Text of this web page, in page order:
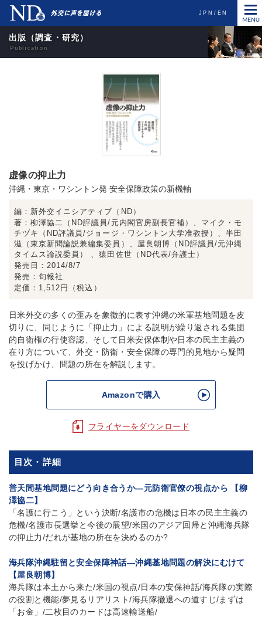
JPN EN
出版（調査・研究）
虚像の抑止力
沖縄・東京・ワシントン発 安全保障政策の新機軸
編
新外交イニシアティブ（ND）
著
柳澤協二（ND評議員/元内閣官房副長官補）、マイク・モ
チヅキ（ND評議員/ジョージ・ワシントン大学准教授）、半田
滋（東京新聞論説兼編集委員）、屋良朝博（ND評議員/元沖縄
タイムス論説委員） 、猿田佐世（ND代表/弁護士）
発売日
2014/8/7
発売
旬報社
定価
1,512円（税込）
日米外交の多くの歪みを象徴的に表す沖縄の米軍基地問題を皮
切りに、同じように「抑止力」による説明が繰り返される集団
的自衛権の行使容認、そして日米安保体制や日本の民主主義の
在り方について、外交・防衛・安全保障の専門的見地から疑問
を投げかけ、問題の所在を解説します。
Amazonで購入
フライヤーをダウンロード
目次・詳細
普天間基地問題にどう向き合うか—元防衛官僚の視点から 【柳
澤協二】
「名護に行こう」という決断/名護市の危機は日本の民主主義の
危機/名護市長選挙と今後の展望/米国のアジア回帰と沖縄海兵隊
の抑止力/だれが基地の所在を決めるのか?
海兵隊沖縄駐留と安全保障神話—沖縄基地問題の解決にむけて
【屋良朝博】
海兵隊は本土から来た/米国の視点/日本の安保神話/海兵隊の実際
の役割と機能/夢見るリアリスト/海兵隊撤退への道すじ/まずは
「お金」/二枚目のカードは高速輸送船/